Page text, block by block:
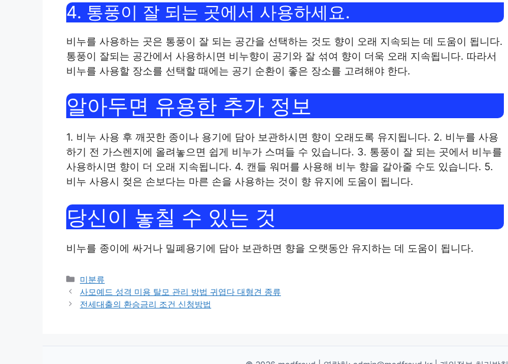
4. 통풍이 잘 되는 곳에서 사용하세요.
비누를 사용하는 곳은 통풍이 잘 되는 공간을 선택하는 것도 향이 오래 지속되는 데 도움이 됩니다.
통풍이 잘되는 공간에서 사용하시면 비누향이 공기와 잘 섞여 향이 더욱 오래 지속됩니다. 따라서
비누를 사용할 장소를 선택할 때에는 공기 순환이 좋은 장소를 고려해야 한다.
알아두면 유용한 추가 정보
1. 비누 사용 후 깨끗한 종이나 용기에 담아 보관하시면 향이 오래도록 유지됩니다. 2. 비누를 사용
하기 전 가스렌지에 올려놓으면 쉽게 비누가 스며들 수 있습니다. 3. 통풍이 잘 되는 곳에서 비누를
사용하시면 향이 더 오래 지속됩니다. 4. 캔들 워머를 사용해 비누 향을 갈아줄 수도 있습니다. 5.
비누 사용시 젖은 손보다는 마른 손을 사용하는 것이 향 유지에 도움이 됩니다.
당신이 놓칠 수 있는 것
비누를 종이에 싸거나 밀폐용기에 담아 보관하면 향을 오랫동안 유지하는 데 도움이 됩니다.
Categories
미분류
사모예드 성격 미용 탈모 관리 방법 귀엽다 대형견 종류
전세대출의 환승금리 조건 신청방법